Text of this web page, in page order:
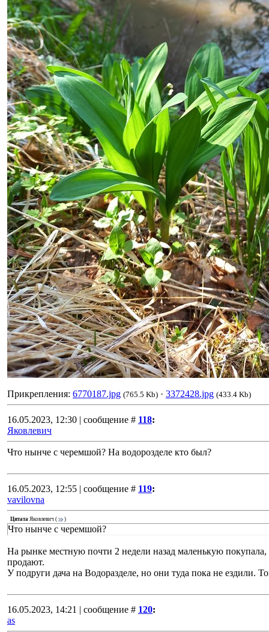
Прикрепления: 6770187.jpg (765.5 Kb) · 3372428.jpg (433.4 Kb)
16.05.2023, 12:30 | сообщение # 118:
Яковлевич
Что нынче с черемшой? На водорозделе кто был?
16.05.2023, 12:55 | сообщение # 119:
vavilovna
Цитата Яковлевич ( )
Что нынче с черемшой?
На рынке местную почти 2 недели назад маленькую
продают.
У подруги дача на Водоразделе, но они туда пока не ездили.
16.05.2023, 14:21 | сообщение # 120:
as